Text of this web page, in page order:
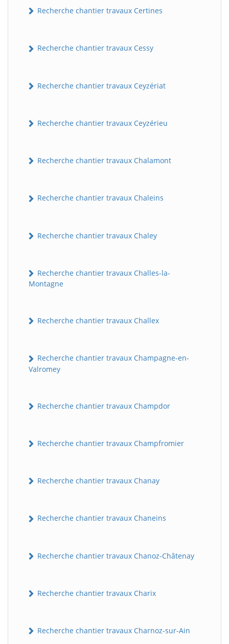
Recherche chantier travaux Certines
Recherche chantier travaux Cessy
Recherche chantier travaux Ceyzériat
Recherche chantier travaux Ceyzérieu
Recherche chantier travaux Chalamont
Recherche chantier travaux Chaleins
Recherche chantier travaux Chaley
Recherche chantier travaux Challes-la-
Montagne
Recherche chantier travaux Challex
Recherche chantier travaux Champagne-en-
Valromey
Recherche chantier travaux Champdor
Recherche chantier travaux Champfromier
Recherche chantier travaux Chanay
Recherche chantier travaux Chaneins
Recherche chantier travaux Chanoz-Châtenay
Recherche chantier travaux Charix
Recherche chantier travaux Charnoz-sur-Ain